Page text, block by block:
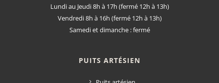
Lundi au Jeudi 8h à 17h (fermé 12h à 13h)
Vendredi 8h à 16h (fermé 12h à 13h)
Samedi et dimanche : fermé
PUITS ARTÉSIEN